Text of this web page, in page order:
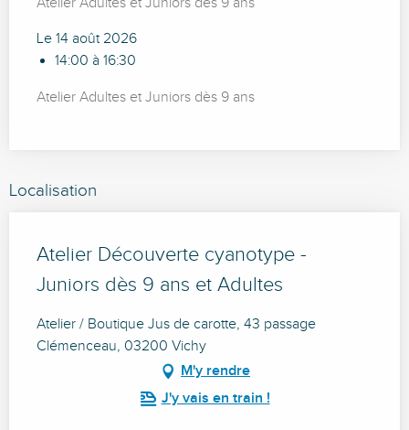
Le 14 août 2026
14:00 à 16:30
Atelier Adultes et Juniors dès 9 ans
Localisation
Atelier Découverte cyanotype -
Juniors dès 9 ans et Adultes
Atelier / Boutique Jus de carotte, 43 passage
Clémenceau, 03200 Vichy
M'y rendre
J'y vais en train !